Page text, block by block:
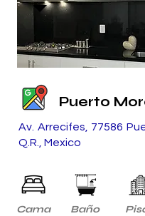
Puerto
Av. Arrecifes, 77586
Q.R., Mexico
Cama Baño